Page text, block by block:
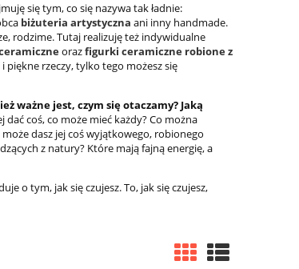
się tym, co się nazywa tak ładnie:
biżuteria artystyczna ani inny handmade.
rodzime. Tutaj realizuję też indywidualne
orazfigurki ceramiczne robione z
piękne rzeczy, tylko tego możesz się
ważne jest, czym się otaczamy? Jaką
dać coś, co może mieć każdy? Co można
dasz jej coś wyjątkowego, robionego
z natury? Które mają fajną energię, a
o tym, jak się czujesz. To, jak się czujesz,